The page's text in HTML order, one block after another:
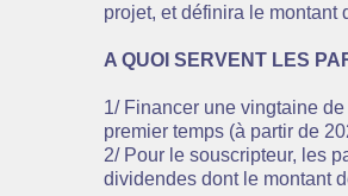
projet, et définira le montant
A QUOI SERVENT LES
1/ Financer une vingtaine
premier temps (à partir de
2/ Pour le souscripteur, les
dividendes dont le montant